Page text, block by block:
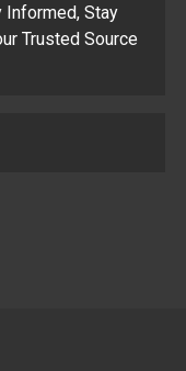
Informed, Stay
Trusted Source